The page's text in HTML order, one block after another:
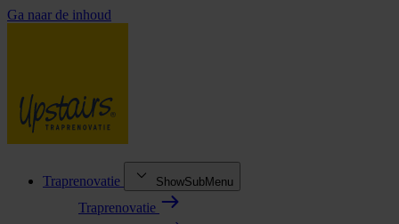
Ga naar de inhoud
Traprenovatie ShowSubMenu
Traprenovatie